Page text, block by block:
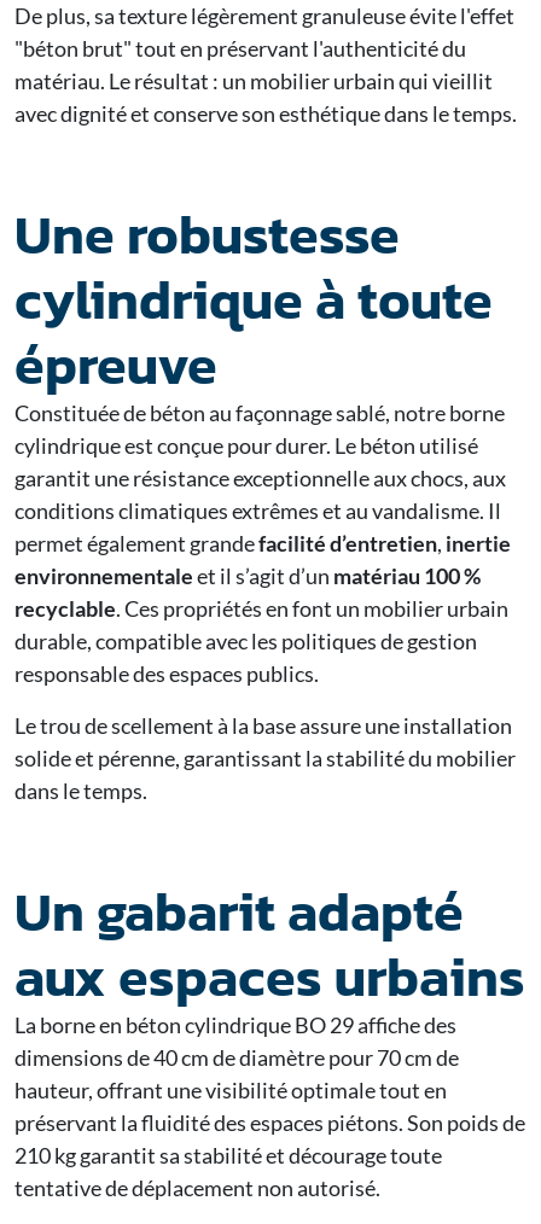
De plus, sa texture légèrement granuleuse évite l'effet
"béton brut" tout en préservant l'authenticité du
matériau. Le résultat : un mobilier urbain qui vieillit
avec dignité et conserve son esthétique dans le temps.
Une robustesse
cylindrique à toute
épreuve
Constituée de béton au façonnage sablé, notre borne
cylindrique est conçue pour durer. Le béton utilisé
garantit une résistance exceptionnelle aux chocs, aux
conditions climatiques extrêmes et au vandalisme. Il
permet également grandefacilité d’entretien, inertie
environnementaleet il s’agit d’un matériau 100 %
recyclable. Ces propriétés en font un mobilier urbain
durable, compatible avec les politiques de gestion
responsable des espaces publics.
Le trou de scellement à la base assure une installation
solide et pérenne, garantissant la stabilité du mobilier
dans le temps.
Un gabarit adapté
aux espaces urbains
La borne en béton cylindrique BO 29 affiche des
dimensions de 40 cm de diamètre pour 70 cm de
hauteur, offrant une visibilité optimale tout en
préservant la fluidité des espaces piétons. Son poids de
210 kg garantit sa stabilité et décourage toute
tentative de déplacement non autorisé.